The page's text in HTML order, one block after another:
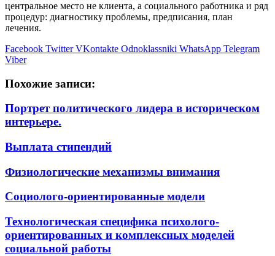
центральное место не клиента, а социального работника и ряд
процедур: диагностику проблемы, предписания, план
лечения.
Facebook Twitter VKontakte Odnoklassniki WhatsApp Telegram
Viber
Похожие записи:
Портрет политического лидера в историческом
интерьере.
Выплата стипендий
Физиологические механизмы внимания
Социолого-ориентированные модели
Технологическая специфика психолого-
ориентированных и комплексных моделей
социальной работы